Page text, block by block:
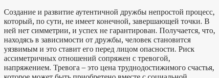
Создание и развитие аутентичной дружбы непростой процесс,
который, по сути, не имеет конечной, завершающей точки. В
ней нет симметрии, и успех не гарантирован. Получается, что,
находясь в зависимости от дружбы, человек становится
уязвимым и это ставит его перед лицом опасности. Риск
ассиметричных отношений сопряжен с тревогой,
напряжением. Тревога – это цена труднодостижимого счастья,